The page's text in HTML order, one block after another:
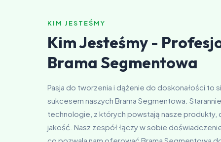
KIM JESTEŚMY
Kim Jesteśmy -
Brama Segmentowa
Pasja do tworzenia i dążenie do doskonałości to
sukcesem naszych Brama Segmentowa.
technologie, z których powstają nasze produkty,
jakość. Nasz zespół łączy w sobie